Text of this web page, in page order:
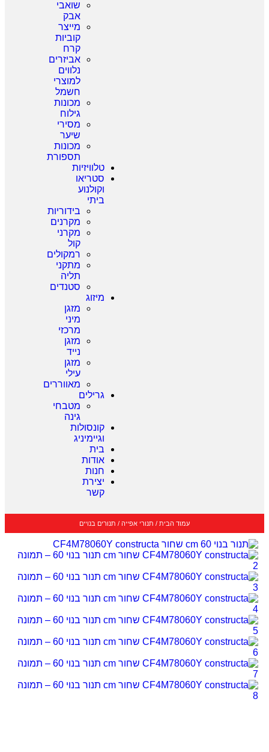
שואבי
אבק
מייצר
קוביות
קרח
אביזרים
נלווים
למוצרי
חשמל
מכונות
גילוח
מסירי
שיער
מכונות
תספורת
טלוויזיות
סטריאו
וקולנוע
ביתי
בידוריות
מקרנים
מקרני
קול
רמקולים
מתקני
תליה
סטנדים
מיזוג
מזגן
מיני
מרכזי
מזגן
נייד
מזגן
עילי
מאווררים
גרילים
מטבחי
גינה
קונסולות
וגיימיניג
בית
אודות
חנות
יצירת
קשר
עמוד הבית / תנורי אפייה / תנורים בנויים